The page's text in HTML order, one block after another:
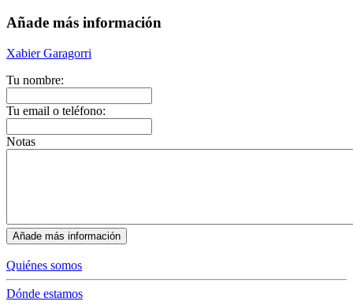
Añade más información
Xabier Garagorri
Tu nombre:
Tu email o teléfono:
Notas
Quiénes somos
Dónde estamos